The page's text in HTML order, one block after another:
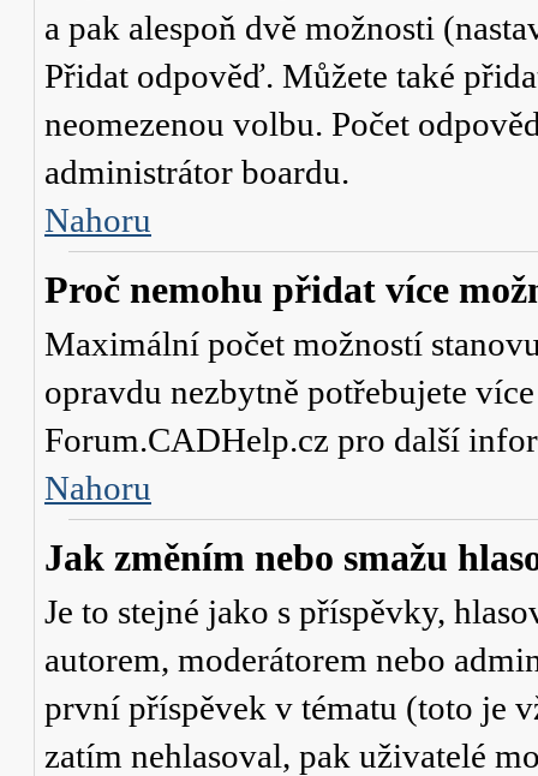
a pak alespoň dvě možnosti
Přidat odpověď. Můžete také
neomezenou volbu. Počet
administrátor boardu.
Nahoru
Proč nemohu přidat více
Maximální počet možností
opravdu nezbytně potřebujete
Forum.CADHelp.cz pro další
Nahoru
Jak změním nebo smažu
Je to stejné jako s příspěvky,
autorem, moderátorem nebo
první příspěvek v tématu (toto je
zatím nehlasoval, pak uživatelé